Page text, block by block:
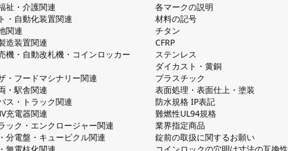
祉・介護関連
・自動化装置関連
関連
造装置関連
機・自動改札機・コインロッカー
・フードマシナリー関連
・駅舎関連
ス・トラック関連
充電器関連
ック・エンクロージャー関連
分電盤・キュービクル関連
各マークの説明
材料の記号
チタン
CFRP
ステンレス
ダイカスト・⻩銅
プラスチック
表面処理・表面仕上・塗装
防⽔規格 IP表記
難燃性UL94規格
業界指定商品
錠前の取扱に関するお願い